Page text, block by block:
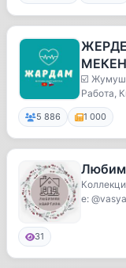
☑️ Жумуш
Работа,
5 886 1 000
е:
31